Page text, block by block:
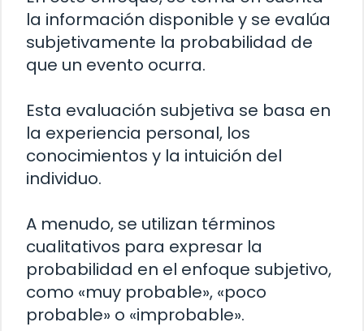
la información disponible y se evalúa
subjetivamente la probabilidad de
que un evento ocurra.
Esta evaluación subjetiva se basa en
la experiencia personal, los
conocimientos y la intuición del
individuo.
A menudo, se utilizan términos
cualitativos para expresar la
probabilidad en el enfoque subjetivo,
como «muy probable», «poco
probable» o «improbable».